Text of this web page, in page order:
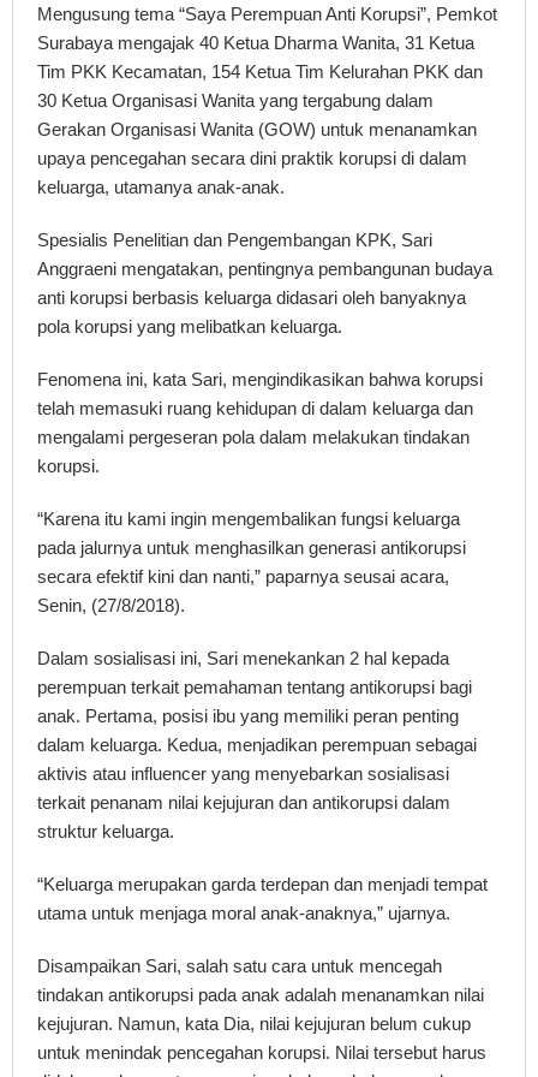
Mengusung tema “Saya Perempuan Anti Korupsi”, Pemkot
Surabaya mengajak 40 Ketua Dharma Wanita, 31 Ketua
Tim PKK Kecamatan, 154 Ketua Tim Kelurahan PKK dan
30 Ketua Organisasi Wanita yang tergabung dalam
Gerakan Organisasi Wanita (GOW) untuk menanamkan
upaya pencegahan secara dini praktik korupsi di dalam
keluarga, utamanya anak-anak.
Spesialis Penelitian dan Pengembangan KPK, Sari
Anggraeni mengatakan, pentingnya pembangunan budaya
anti korupsi berbasis keluarga didasari oleh banyaknya
pola korupsi yang melibatkan keluarga.
Fenomena ini, kata Sari, mengindikasikan bahwa korupsi
telah memasuki ruang kehidupan di dalam keluarga dan
mengalami pergeseran pola dalam melakukan tindakan
korupsi.
“Karena itu kami ingin mengembalikan fungsi keluarga
pada jalurnya untuk menghasilkan generasi antikorupsi
secara efektif kini dan nanti,” paparnya seusai acara,
Senin, (27/8/2018).
Dalam sosialisasi ini, Sari menekankan 2 hal kepada
perempuan terkait pemahaman tentang antikorupsi bagi
anak. Pertama, posisi ibu yang memiliki peran penting
dalam keluarga. Kedua, menjadikan perempuan sebagai
aktivis atau influencer yang menyebarkan sosialisasi
terkait penanam nilai kejujuran dan antikorupsi dalam
struktur keluarga.
“Keluarga merupakan garda terdepan dan menjadi tempat
utama untuk menjaga moral anak-anaknya,” ujarnya.
Disampaikan Sari, salah satu cara untuk mencegah
tindakan antikorupsi pada anak adalah menanamkan nilai
kejujuran. Namun, kata Dia, nilai kejujuran belum cukup
untuk menindak pencegahan korupsi. Nilai tersebut harus